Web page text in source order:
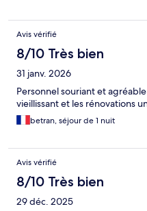
Avis vérifié
8/10 Très bien
31 janv. 2026
Personnel souriant et
vieillissant et les rénovations
betran, séjour de 1 nuit
Avis vérifié
8/10 Très bien
29 déc. 2025